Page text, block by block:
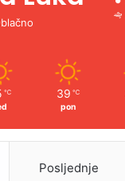
℃ 39 ℃
pon
Posljednje